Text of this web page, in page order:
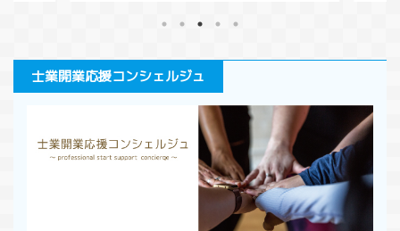
の児
と思
いうこともできてしまうわけです。こ
使う悪意の行為を対策するために考え
られたのが５０９条です。 今回は、不
法行為によってできた債権の相殺につ
いて解説します。 このページで分か
る事条文の変化受働債権と自働債権相
殺の禁止の条件悪意による不法行為と
は人の生命又は身体の侵害による損害
賠償まとめ 条文の変 ...
消し
は、
ジで
士業開業応援コンシェルジュ